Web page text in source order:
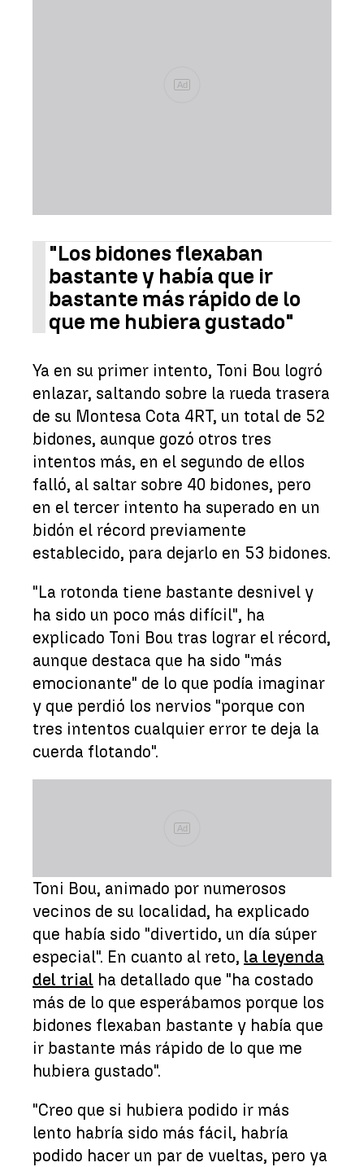
Ad
"Los bidones flexaban
bastante y había que ir
bastante más rápido de lo
que me hubiera gustado"
Ya en su primer intento, Toni Bou logró
enlazar, saltando sobre la rueda trasera
de su Montesa Cota 4RT, un total de 52
bidones, aunque gozó otros tres
intentos más, en el segundo de ellos
falló, al saltar sobre 40 bidones, pero
en el tercer intento ha superado en un
bidón el récord previamente
establecido, para dejarlo en 53 bidones.
"La rotonda tiene bastante desnivel y
ha sido un poco más difícil", ha
explicado Toni Bou tras lograr el récord,
aunque destaca que ha sido "más
emocionante" de lo que podía imaginar
y que perdió los nervios "porque con
tres intentos cualquier error te deja la
cuerda flotando".
Ad
Toni Bou, animado por numerosos
vecinos de su localidad, ha explicado
que había sido "divertido, un día súper
especial". En cuanto al reto, la leyenda
del trial ha detallado que "ha costado
más de lo que esperábamos porque los
bidones flexaban bastante y había que
ir bastante más rápido de lo que me
hubiera gustado".
"Creo que si hubiera podido ir más
lento habría sido más fácil, habría
podido hacer un par de vueltas, pero ya